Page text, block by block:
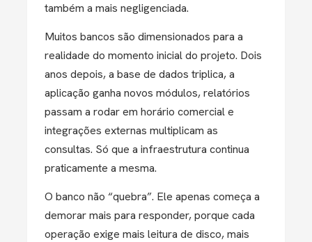
também a mais negligenciada.
Muitos bancos são dimensionados para a
realidade do momento inicial do projeto. Dois
anos depois, a base de dados triplica, a
aplicação ganha novos módulos, relatórios
passam a rodar em horário comercial e
integrações externas multiplicam as
consultas. Só que a infraestrutura continua
praticamente a mesma.
O banco não “quebra”. Ele apenas começa a
demorar mais para responder, porque cada
operação exige mais leitura de disco, mais